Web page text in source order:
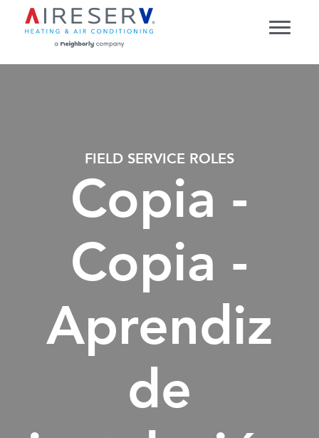
FIELD SERVICE ROLES
Copia -
Copia -
Aprendiz
de